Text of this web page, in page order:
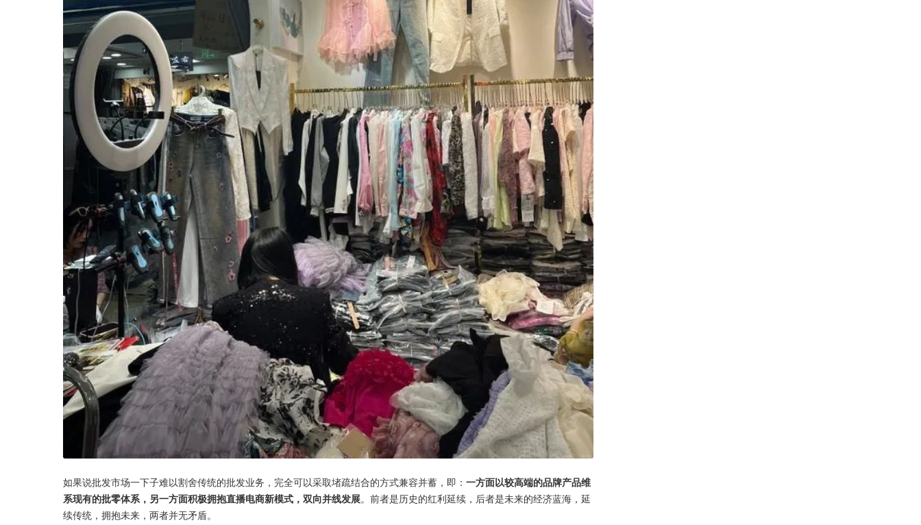
如果说批发市场一下子难以割舍传统的批发业务，完全可以采取堵疏结合的方式兼容并蓄，即： 一方面以较高端的品牌产品维
系现有的批零体系，另一方面积极拥抱直播电商新模式，双向并线发展。前者是历史的红利延续，后者是未来的经济蓝海，延
续传统，拥抱未来，两者并无矛盾。